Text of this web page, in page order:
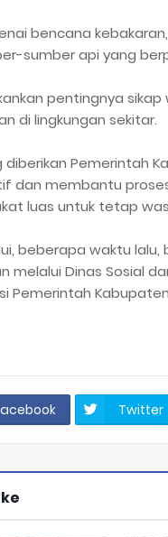
bencana
sumber api yang
pentingnya
di lingkungan sekitar.
diberikan Pemerintah
dan membantu
luas untuk tetap
beberapa waktu
melalui Dinas Sosial
Pemerintah
Twitter